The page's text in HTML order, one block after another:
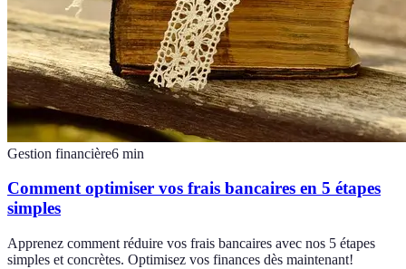
Gestion financière6 min
Comment optimiser vos frais bancaires en 5 étapes
simples
Apprenez comment réduire vos frais bancaires avec nos 5 étapes
simples et concrètes. Optimisez vos finances dès maintenant!